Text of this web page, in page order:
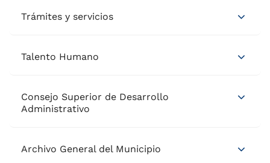
Trámites y servicios
Talento Humano
Consejo Superior de Desarrollo
Administrativo
Archivo General del Municipio